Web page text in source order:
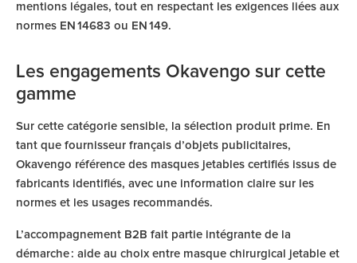
mentions légales, tout en respectant les exigences liées aux
normes EN 14683 ou EN 149.
Les engagements Okavengo sur cette
gamme
Sur cette catégorie sensible, la sélection produit prime. En
tant que fournisseur français d’objets publicitaires,
Okavengo référence des masques jetables certifiés issus de
fabricants identifiés, avec une information claire sur les
normes et les usages recommandés.
L’accompagnement B2B fait partie intégrante de la
démarche : aide au choix entre masque chirurgical jetable et